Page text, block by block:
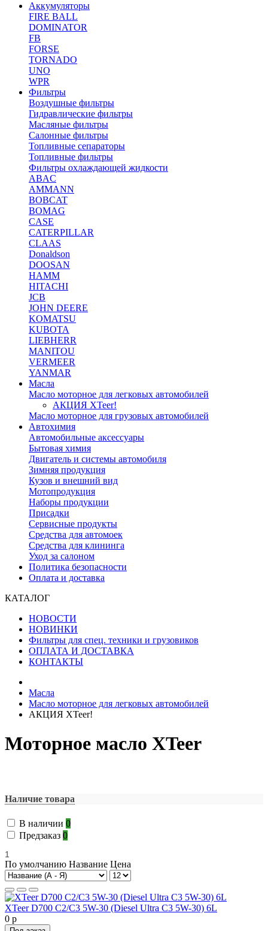
Аккумуляторы
FIRE BALL
DOMINATOR
FB
FORSE
TORNADO
UNO
WPR
Фильтры
Воздушные фильтры
Гидравлические фильтры
Масляные фильтры
Салонные фильтры
Топливные сепараторы
Топливные фильтры
Фильтры охлаждающей жидкости
ABAC
AMMANN
BOBCAT
BOMAG
CASE
CATERPILLAR
CLAAS
Donaldson
DOOSAN
HAMM
HITACHI
JCB
JOHN DEERE
KOMATSU
KUBOTA
LIEBHERR
MANITOU
VERMEER
YANMAR
Масла
Масло моторное для легковых автомобилей
АКЦИЯ XTeer!
Масло моторное для грузовых автомобилей
Автохимия
Автомобильные аксессуары
Бытовая химия
Двигатель и системы автомобиля
Зимняя продукция
Кузов и внешний вид
Мотопродукция
Наборы продукции
Присадки
Сервисные продукты
Средства для автомоек
Средства для клининга
Уход за салоном
Политика безопасности
Оплата и доставка
КАТАЛОГ
НОВОСТИ
НОВИНКИ
Фильтры для спец. техники и грузовиков
ОПЛАТА И ДОСТАВКА
КОНТАКТЫ
Масла
Масло моторное для легковых автомобилей
АКЦИЯ XTeer!
Моторное масло XTeer
Наличие товара
В наличии 0
Предзаказ 0
1
По умолчанию Название Цена
XTeer D700 C2/C3 5W-30 (Diesel Ultra C3 5W-30) 6L
0 р